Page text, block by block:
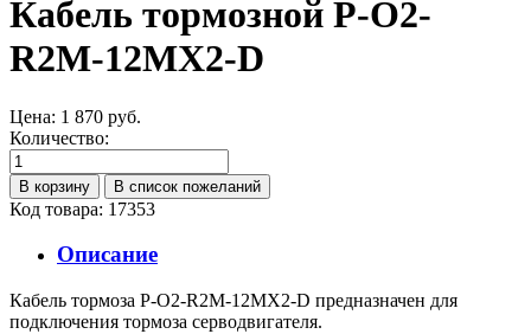
Кабель тормозной P-O2-
R2M-12MX2-D
Цена: 1 870 руб.
Количество:
Код товара: 17353
Описание
Кабель тормоза P-O2-R2M-12MX2-D предназначен для
подключения тормоза серводвигателя.